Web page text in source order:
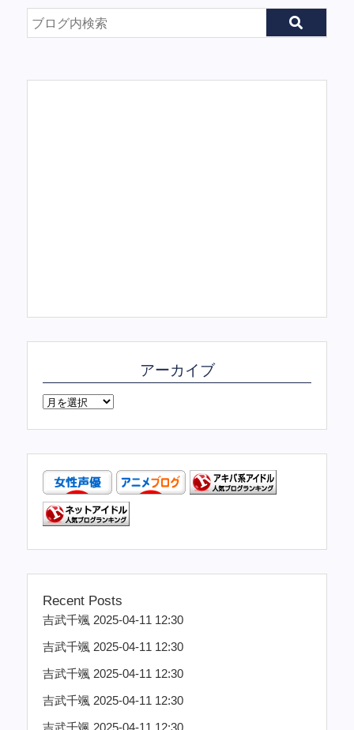
アーカイブ
Recent Posts
吉武千颯 2025-04-11 12:30
吉武千颯 2025-04-11 12:30
吉武千颯 2025-04-11 12:30
吉武千颯 2025-04-11 12:30
吉武千颯 2025-04-11 12:30